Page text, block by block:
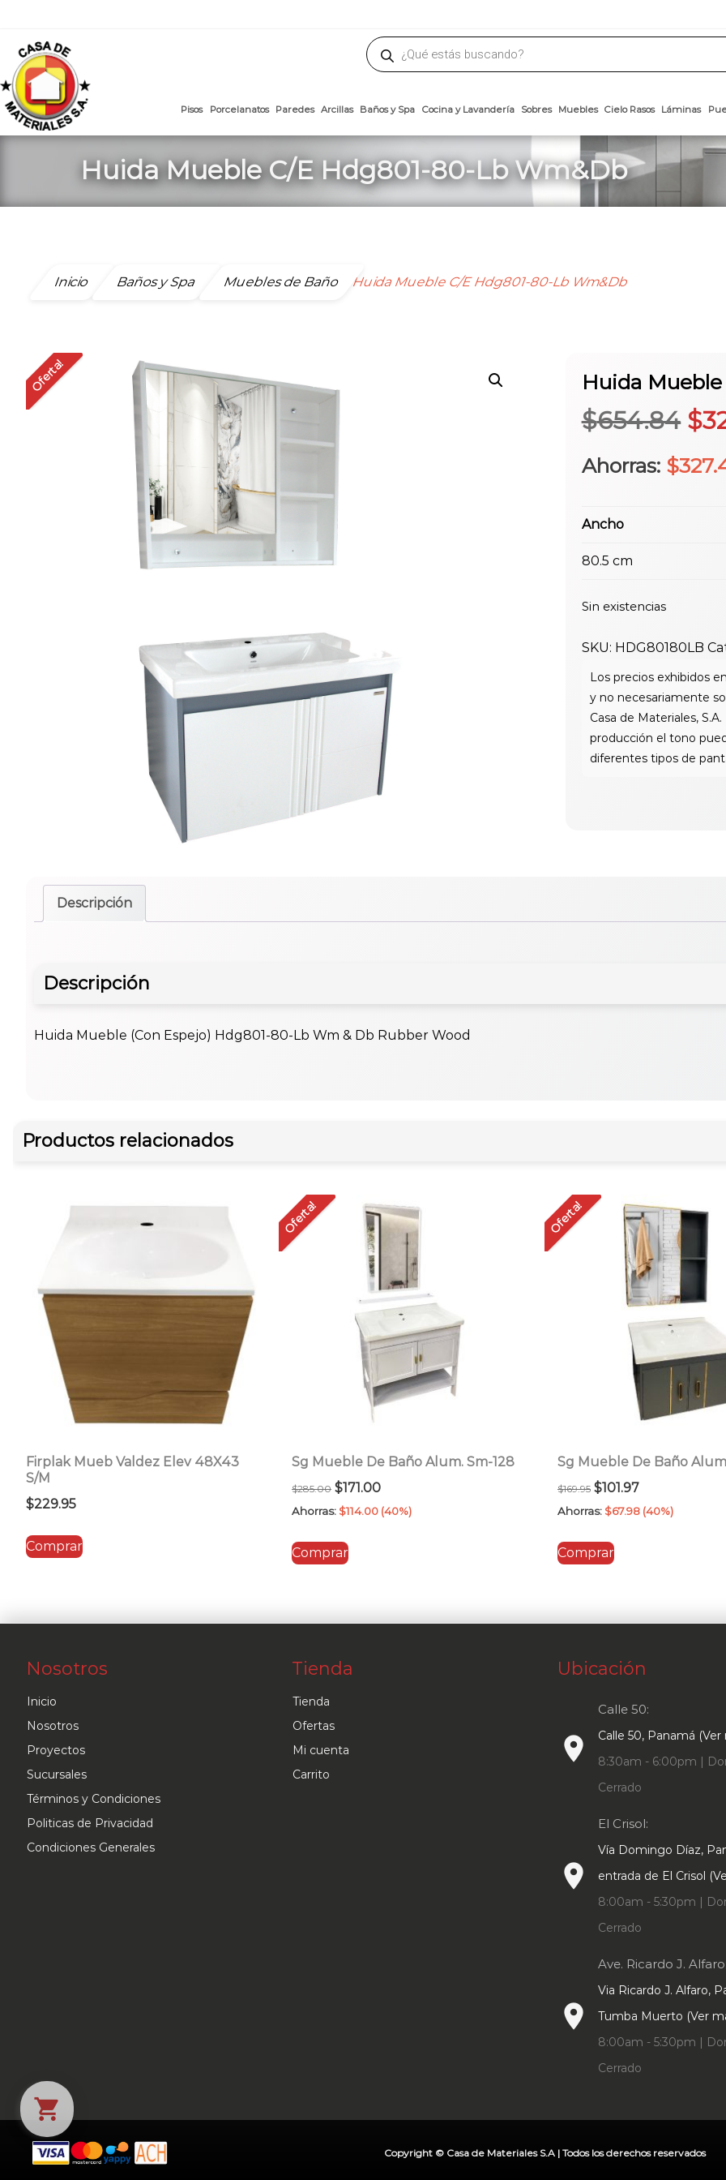
de
productos
Huida Mueble C/E Hdg801-80-Lb Wm&Db
Inicio Baños y Spa Muebles de Baño Huida Mueble C/E Hdg801-80-Lb Wm&Db
Oferta! Huida
$654.84 El
$
Ahorras: $
Ancho
80.5 cm
Sin existencias
SKU: HDG80180LB
Descripción
Descripción
Huida Mueble (Con Espejo) Hdg801-80-Lb Wm & Db Rubber Wood
Productos relacionados
Firplak Mueb Valdez Elev 48X43
S/M
$229.95
Comprar
Oferta!
Sg Mueble De Baño Alum. Sm-128
$285.00 El
precio
era:
$171.00El
precio
Ahorras: $114.00 (40%)
Comprar
Oferta!
Sg Mueble De Baño
$169.95 El
precio
era:
$101.97El
precio
Ahorras: $67.98 (40%)
Comprar
Nosotros
Inicio
Nosotros
Proyectos
Sucursales
Términos y Condiciones
Politicas de Privacidad
Condiciones Generales
Tienda
Tienda
Ofertas
Mi cuenta
Carrito
Ubicación
place
Calle 50:
Calle 50, Panamá (Ver
8:30am - 6:00pm |
Cerrado
place
El Crisol:
Vía Domingo Díaz,
entrada de El Crisol
8:00am - 5:30pm |
Cerrado
place
Ave. Ricardo J. Alfaro:
Via Ricardo J. Alfaro,
Tumba Muerto (Ver
8:00am - 5:30pm |
Cerrado
Copyright © Casa de Materiales S.A | Todos los derechos reservados